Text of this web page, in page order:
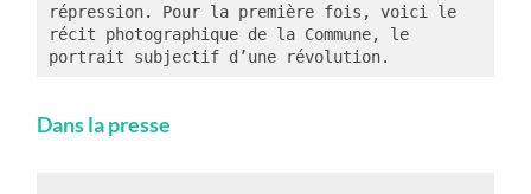
répression. Pour la première fois, voici le
récit photographique de la Commune, le
portrait subjectif d’une révolution.
Dans la presse